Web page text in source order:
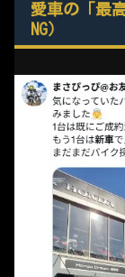
愛車の「最
NG）